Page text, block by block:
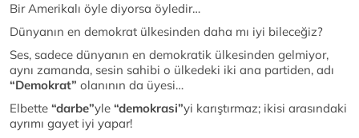
Bir Amerikalı öyle diyorsa öyledir…
Dünyanın en demokrat ülkesinden daha mı iyi bileceğiz?
Ses, sadece dünyanın en demokratik ülkesinden gelmiyor,
aynı zamanda, sesin sahibi o ülkedeki iki ana partiden, adı
“Demokrat” olanının da üyesi…
Elbette “darbe”yle “demokrasi”yi karıştırmaz; ikisi arasındaki
ayrımı gayet iyi yapar!